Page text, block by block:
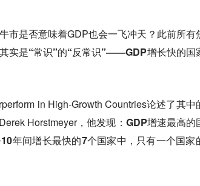
市是否意味着GDP也会一飞冲天？此前所有
实是“常识”的“反常识”——GDP增长快的国
in High-Growth Countries论述了其中
Horstmeyer，他发现： GDP增速最高的
年间增长最快的7个国家中，只有一个国家